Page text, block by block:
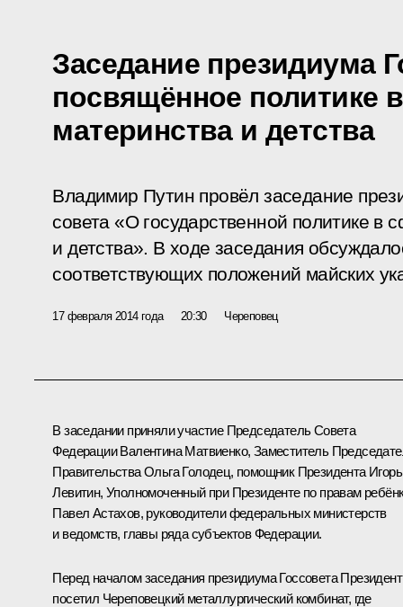
Заседание президиума
посвящённое политике
материнства и детства
Владимир Путин провёл заседание
совета «О государственной политике в
и детства». В ходе заседания
соответствующих положений майских
17 февраля 2014 года 20:30 Череповец
В заседании приняли участие Председатель Совета
ФедерацииВалентина Матвиенко, Заместитель
ПравительстваОльга Голодец, помощник Президента Игорь
Левитин, Уполномоченный при Президенте по правам
Павел Астахов, руководители федеральных министерств
и ведомств, главы ряда субъектов Федерации.
Перед началом заседания президиума Госсовета Президент
посетил Череповецкий металлургический комбинат, где